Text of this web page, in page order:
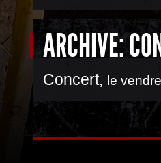
ARCHIVE:
Concert, le